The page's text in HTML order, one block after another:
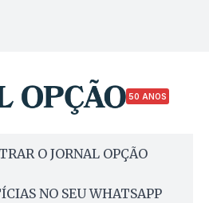
50 ANOS
O JORNAL OPÇÃO
NO SEU WHATSAPP